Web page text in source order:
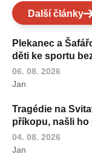
Další články
Plekanec a
děti ke sportu
06. 08. 2026
Jan
Tragédie na
příkopu, našli
04. 08. 2026
Jan